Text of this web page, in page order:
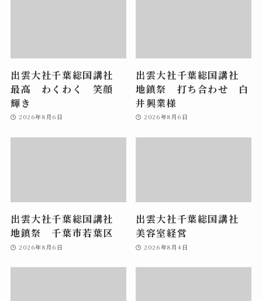
出雲大社千葉総国講社
最高 わくわく 笑顔
輝き
2026年8月6日
出雲大社千葉総国講社
地鎮祭 打ち合わせ 白
井興業様
2026年8月6日
出雲大社千葉総国講社
地鎮祭 千葉市若葉区
2026年8月6日
出雲大社千葉総国講社
美容室経営
2026年8月4日